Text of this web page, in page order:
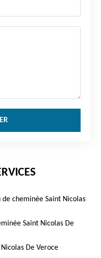
cheminée Saint Nicolas
Saint Nicolas De
De Veroce